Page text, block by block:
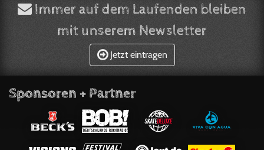
Immer auf dem Laufenden bleiben
mit unserem Newsletter
Jetzt eintragen
Sponsoren + Partner